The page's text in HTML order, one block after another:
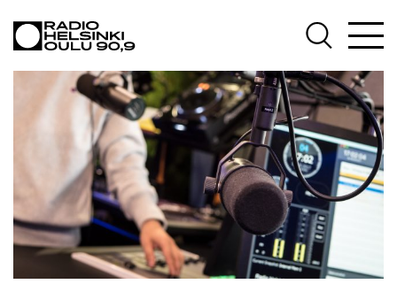
AJANKOHTAISTA
OHJELMAT
TEKIJÄT
ON-DEMAND
PODCAST
MAINOSTA
YHTEYSTIEDOT